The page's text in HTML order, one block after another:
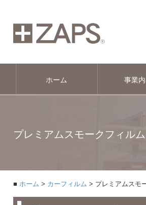
ホーム 事業
プレミアムスモークフィルム
ホーム カーフィルム プレミアムスモ